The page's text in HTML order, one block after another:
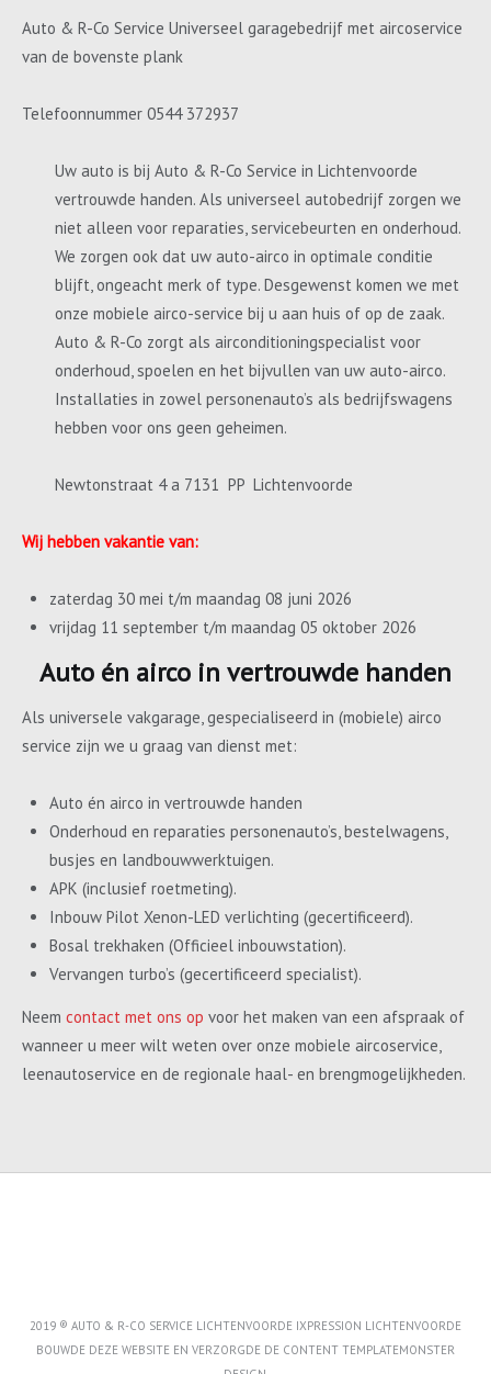
Auto & R-Co Service Universeel garagebedrijf met aircoservice
van de bovenste plank
Telefoonnummer 0544 372937
Uw auto is bij Auto & R-Co Service in Lichtenvoorde
vertrouwde handen. Als universeel autobedrijf zorgen we
niet alleen voor reparaties, servicebeurten en onderhoud.
We zorgen ook dat uw auto-airco in optimale conditie
blijft, ongeacht merk of type. Desgewenst komen we met
onze mobiele airco-service bij u aan huis of op de zaak.
Auto & R-Co zorgt als airconditioningspecialist voor
onderhoud, spoelen en het bijvullen van uw auto-airco.
Installaties in zowel personenauto’s als bedrijfswagens
hebben voor ons geen geheimen.
Newtonstraat 4 a 7131 PP Lichtenvoorde
Wij hebben vakantie van:
zaterdag 30 mei t/m maandag 08 juni 2026
vrijdag 11 september t/m maandag 05 oktober 2026
Auto én airco in vertrouwde handen
Als universele vakgarage, gespecialiseerd in (mobiele) airco
service zijn we u graag van dienst met:
Auto én airco in vertrouwde handen
Onderhoud en reparaties personenauto’s, bestelwagens,
busjes en landbouwwerktuigen.
APK (inclusief roetmeting).
Inbouw Pilot Xenon-LED verlichting (gecertificeerd).
Bosal trekhaken (Officieel inbouwstation).
Vervangen turbo’s (gecertificeerd specialist).
Neem contact met ons op voor het maken van een afspraak of
wanneer u meer wilt weten over onze mobiele aircoservice,
leenautoservice en de regionale haal- en brengmogelijkheden.
2019 ® AUTO & R-CO SERVICE LICHTENVOORDE IXPRESSION LICHTENVOORDE
BOUWDE DEZE WEBSITE EN VERZORGDE DE CONTENT TEMPLATEMONSTER